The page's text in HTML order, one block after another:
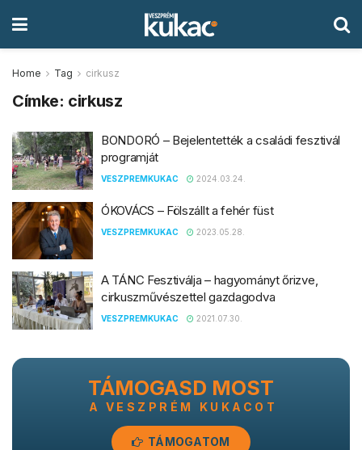
Home Tag cirkusz
Címke: cirkusz
BONDORÓ – Bejelentették a családi fesztivál
programját
VESZPREMKUKAC 2024.03.24.
ÓKOVÁCS – Fölszállt a fehér füst
VESZPREMKUKAC 2023.05.28.
A TÁNC Fesztiválja – hagyományt őrizve,
cirkuszművészettel gazdagodva
VESZPREMKUKAC 2021.07.30.
TÁMOGASD MOST
A VESZPRÉM KUKACOT
TÁMOGATOM